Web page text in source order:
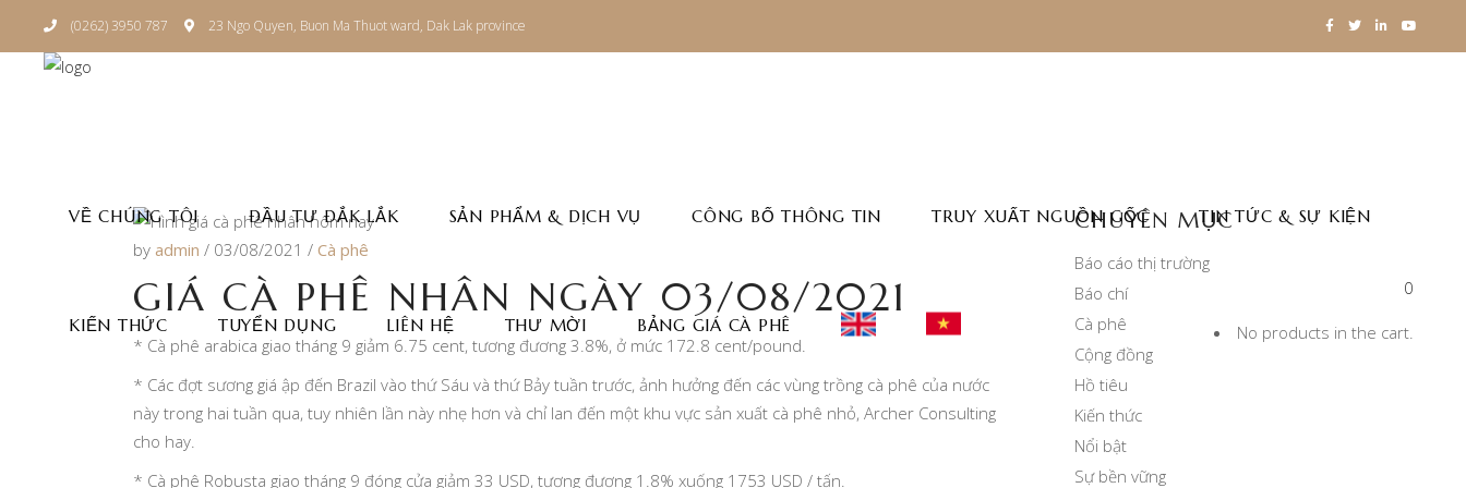
(0262) 3950 787 23 Ngo Quyen, Buon Ma Thuot ward, Dak Lak province
VỀ CHÚNG TÔI ĐẦU TƯ ĐẮK LẮK SẢN PHẨM & DỊCH VỤ CÔNG BỐ THÔNG TIN TRUY XUẤT NGUỒN GỐC TIN TỨC & SỰ KIỆN
KIẾN THỨC TUYỂN DỤNG LIÊN HỆ THƯ MỜI BẢNG GIÁ CÀ PHÊ
0
No products in the cart.
by admin 03/08/2021 Cà phê
GIÁ CÀ PHÊ NHÂN NGÀY 03/08/2021
* Cà phê arabica giao tháng 9 giảm 6.75 cent, tương đương 3.8%, ở mức 172.8 cent/pound.
* Các đợt sương giá ập đến Brazil vào thứ Sáu và thứ Bảy tuần trước, ảnh hưởng đến các vùng trồng cà phê của nước
này trong hai tuần qua, tuy nhiên lần này nhẹ hơn và chỉ lan đến một khu vực sản xuất cà phê nhỏ, Archer Consulting
cho hay.
* Cà phê Robusta giao tháng 9 đóng cửa giảm 33 USD, tương đương 1.8% xuống 1753 USD / tấn.
CHUYÊN MỤC
Báo cáo thị trường
Báo chí
Cà phê
Cộng đồng
Hồ tiêu
Kiến thức
Nổi bật
Sự bền vững